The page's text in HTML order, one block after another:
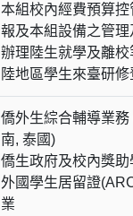
本組校內經費預算
報及本組設備之管理
辦理陸生就學及離
陸地區學生來臺研
僑外生綜合輔導業務
南, 泰國)
僑生政府及校內獎助
外國學生居留證
業